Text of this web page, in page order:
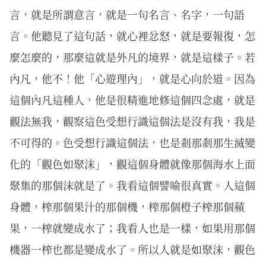
言，就是所謂意言，就是一句名言、名字，一句語
言。他聽見了這句話，就心裡忿怒，就是要報復，怎
麼怎麼的，那麼這就是外凡的境界，就是這樣子。若
內凡，他不！他「心遊理內」，就是心向於道。因為
這個內凡這種人，他是很精進地修這個四念處，就是
觀法無我，觀察這色受想行識這個法是沒有我，我是
不可得的。色受想行識這個法，也是剎那剎那生滅變
化的「觀色如聚沫」，觀這個身體就像那個海水上面
聚集的那個沫就是了。我看這個譬喻很真實。人這個
身體，榨那個果汁的那個機，榨那個橙子榨那個蘋
果，一榨就變成水了；我看人也是一樣，如果用那個
機器一榨也都是變成水了。所以人就是如聚沫，觀色